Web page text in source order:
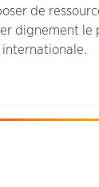
de
dignement le